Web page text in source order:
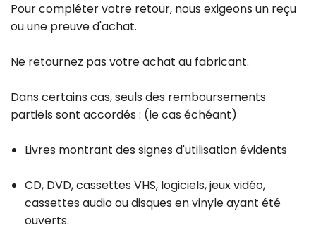
Pour compléter votre retour, nous exigeons un reçu
ou une preuve d'achat.
Ne retournez pas votre achat au fabricant.
Dans certains cas, seuls des remboursements
partiels sont accordés : (le cas échéant)
Livres montrant des signes d'utilisation évidents
CD, DVD, cassettes VHS, logiciels, jeux vidéo,
cassettes audio ou disques en vinyle ayant été
ouverts.